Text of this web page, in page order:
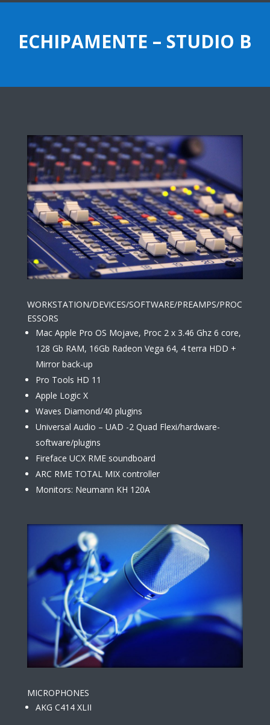
ECHIPAMENTE – STUDIO B
WORKSTATION/DEVICES/SOFTWARE/PREAMPS/PROC
ESSORS
Mac Apple Pro OS Mojave, Proc 2 x 3.46 Ghz 6 core,
128 Gb RAM, 16Gb Radeon Vega 64, 4 terra HDD +
Mirror back-up
Pro Tools HD 11
Apple Logic X
Waves Diamond/40 plugins
Universal Audio – UAD -2 Quad Flexi/hardware-
software/plugins
Fireface UCX RME soundboard
ARC RME TOTAL MIX controller
Monitors: Neumann KH 120A
MICROPHONES
AKG C414 XLII